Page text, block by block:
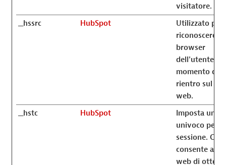
visitatore.
__hssrc
HubSpot
Utilizzato per
riconoscere il
browser
dell'utente al
momento del
rientro sul
web.
__hstc
HubSpot
Imposta un ID
univoco per la
sessione. Ciò
consente al
web di